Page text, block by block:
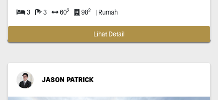
3 3 602 982 | Rumah
Lihat Detail
JASON PATRICK